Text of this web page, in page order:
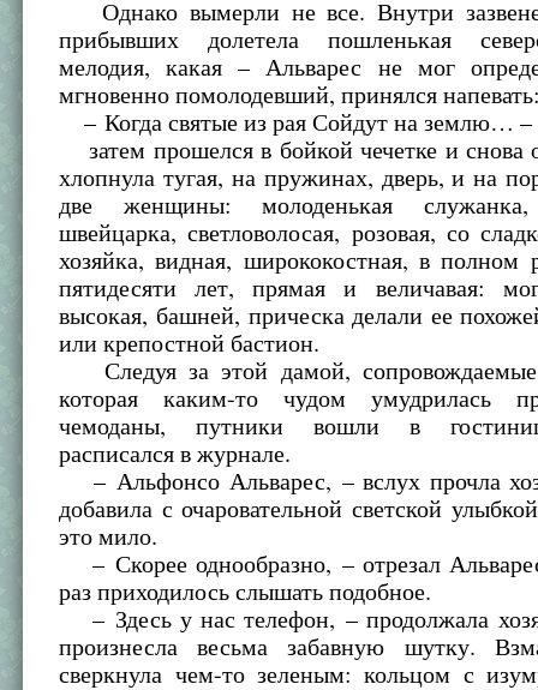
Однако вымерли не все. Внутри
прибывших долетела пошленькая
мелодия, какая – Альварес не мог
мгновенно помолодевший, принялся
– Когда святые из рая Сойдут на землю… –
затем прошелся в бойкой чечетке и
хлопнула тугая, на пружинах, дверь, и на
две женщины: молоденькая
швейцарка, светловолосая, розовая, со
хозяйка, видная, ширококостная, в полном
пятидесяти лет, прямая и величавая:
высокая, башней, прическа делали ее
или крепостной бастион.
Следуя за этой дамой, сопровождаемые
которая каким-то чудом умудрилась
чемоданы, путники вошли в
расписался в журнале.
– Альфонсо Альварес, – вслух прочла
добавила с очаровательной светской
это мило.
– Скорее однообразно, – отрезал
раз приходилось слышать подобное.
– Здесь у нас телефон, – продолжала
произнесла весьма забавную шутку.
сверкнула чем-то зеленым: кольцом с